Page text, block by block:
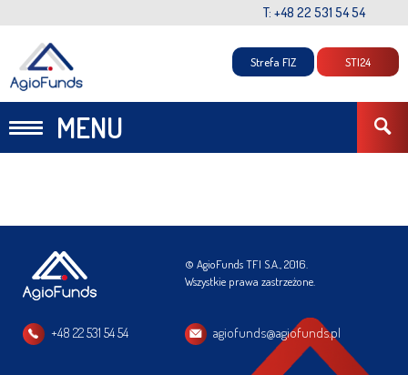
T: +48 22 531 54 54
MENU
Strefa FIZ STI24
© AgioFunds TFI S.A., 2016.
Wszystkie prawa zastrzeżone.
+48 22 531 54 54 agiofunds@agiofunds.pl